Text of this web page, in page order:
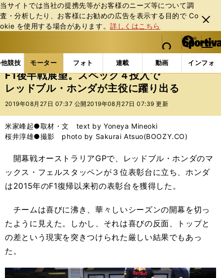
当サイトでは当社の提携先等がお客様のニーズ等について調
査・分析したり、お客様にお勧めの広告を表⽰する⽬的で Co
okie を使⽤する場合があります。詳しくはこちら
閉じ
る
web Sportiva (webスポルティーバ)
検索
マイペ
ー
ジ
メニュ
競技 モーター フォト 連載 動画 インフォ
b
ス
ポ
ル
バ
モーターの記事一覧 モーター F1 F1後半戦展望
F1後半戦展望。スペック４投入で
レッドブル・ホンダが主役に躍り出る
2019年08月27日 07:37 公開 2019年08月27日 07:39 更新
米家峰起●取材・文 text by Yoneya Mineoki
桜井淳雄●撮影 photo by Sakurai Atsuo(BOOZY.CO)
開幕戦オーストラリアGPで、レッドブル・ホンダのマ
ックス・フェルスタッペンが３位表彰台に立ち、ホンダ
は2015年のF1復帰以来初の表彰台を獲得した。
チームは喜びに沸き、華々しいシーズンの開幕を切っ
たように見えた。しかし、それは喜びの反面、トップと
の差という現実を突きつけられた厳しい結果でもあっ
た。